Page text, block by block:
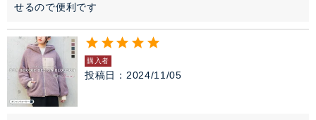
せるので便利です
購入者
投稿日 2024/11/05